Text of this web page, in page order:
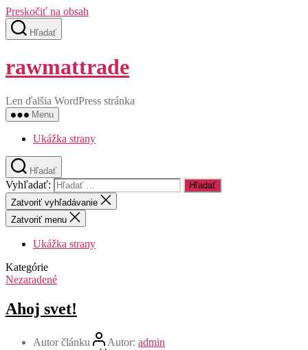
Preskočiť na obsah
Hľadať
rawmattrade
Len ďalšia WordPress stránka
Menu
Ukážka strany
Hľadať
Vyhľadať:
Zatvoriť vyhľadávanie
Zatvoriť menu
Ukážka strany
Kategórie
Nezaradené
Ahoj svet!
Autor článku Autor: admin